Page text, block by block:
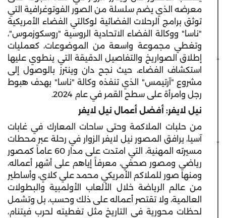
معرضه الذي يضم سلسلة من الصور الفوتوغرافية التي
توثق برامج الرحلات الفضائية لوكالتي الفضاء الأمريكية
"ناسا" ووكالة الفضاء الاتحادية الروسية "روسكوزموس"،
وتغطي مجموعة واسعة من الموضوعات، كعمليات
إطلاق الصواريخ والتفاصيل الدقيقة التي ينطوي عليها
استكشاف الفضاء، حيث نجح دان وينترز بالوصول إلى
مشروع "آرتيمس" الذي تنفذه وكالة "ناسا" بهدف هبوط
رجل وامرأة على سطح القمر في عام 2024.
نيل لايفر: أفضل أعمال نيل لايفر
من حلبات الملاكمة وحتى ساحات المعارك في غابات
آسيا، يرافق المصور نيل لايفر الزوار في رحلة عبر محطات
مسيرته المهنية، التي امتدت على مدار 60 عاماً كمصور
رياضي ومصور صحفي، معرفاً إياهم على أشهر أعماله،
ومنها صور للملاكم الأمريكي محمد علي كلاي، وأساطير
من عالم الرياضة خلال الألعاب الأولمبية والبطولات
العالمية، ولا تقتصر أعماله على ذلك وحسب، بل وتشمل
لحظات محورية في التاريخ مثل تغطيته لحرب فيتنام،